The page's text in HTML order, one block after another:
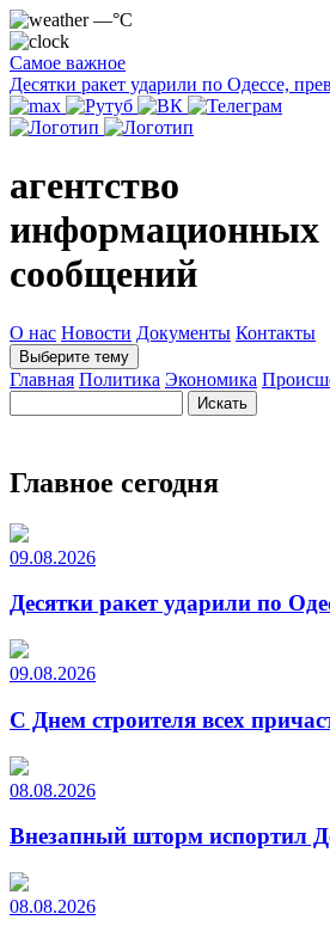
—°C
Самое важное
Десятки ракет ударили по Одессе,
агентство
информационных
сообщений
О нас Новости Документы Контакты
Выберите тему
Главная Политика Экономика
Главное сегодня
09.08.2026
Десятки ракет ударили по
09.08.2026
С Днем строителя всех
08.08.2026
Внезапный шторм испортил
08.08.2026